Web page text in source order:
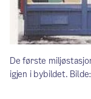
De første
igjen i bybildet.